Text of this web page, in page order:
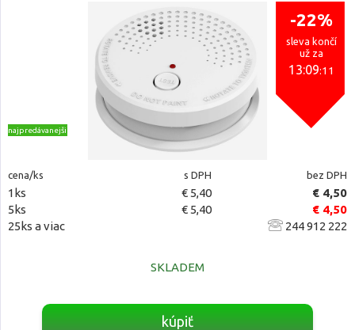
-22%
sleva končí
už za
13:09:10
najpredávanejšie
cena/ks s DPH bez DPH
1ks € 5,40
€ 4,50
5ks
€ 5,40
€ 4,50
25ks a viac
244 912 222
SKLADEM
kúpiť